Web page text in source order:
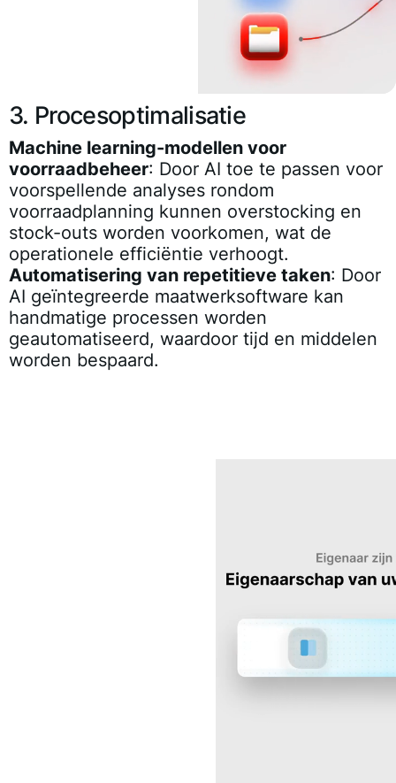
3. Procesoptimalisatie
Machine learning-modellen voor
voorraadbeheer: Door AI toe te passen voor
voorspellende analyses rondom
voorraadplanning kunnen overstocking en
stock-outs worden voorkomen, wat de
operationele efficiëntie verhoogt.
Automatisering van repetitieve taken: Door
AI geïntegreerde maatwerksoftware kan
handmatige processen worden
geautomatiseerd, waardoor tijd en middelen
worden bespaard.